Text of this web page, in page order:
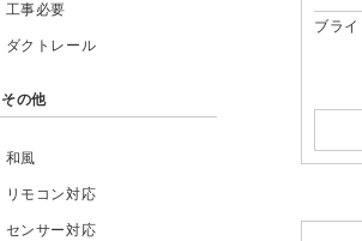
ブラ
工事必要
ダクトレール
その他
和風
リモコン対応
センサー対応